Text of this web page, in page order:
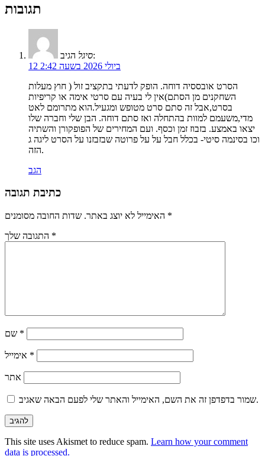
תגובות
סיגלהגיב:
12 ביולי 2026 בשעה 2:42
הסרט אובססיה דוחה. הופק לדעתי בתקציב זול ( חוץ מעלות
השחקנים מן הסתם)אין לי בעיה עם סרטי אימה או קריפיות
בסרט,אבל זה סתם סרט מטופש ומגעיל.הוא מתרומם לאט
מדי,משעמם למוות בהתחלה ואז סתם דוחה. הבן שלי וחברה שלו
יצאו באמצע. בזבוז זמן וכסף. ועם המחירים של הפופקורן והשתיה
וכו בסינמה סיטי- בכלל חבל על על פרוטה שבזבזנו על הסרט ליגה ג
הזה.
הגב
כתיבת תגובה
האימייל לא יוצג באתר. *
*
*
*
אתר
שמור בדפדפן זה את השם, האימייל והאתר שלי לפעם הבאה שאגיב.
This site uses Akismet to reduce spam. Learn how your comment
data is processed.